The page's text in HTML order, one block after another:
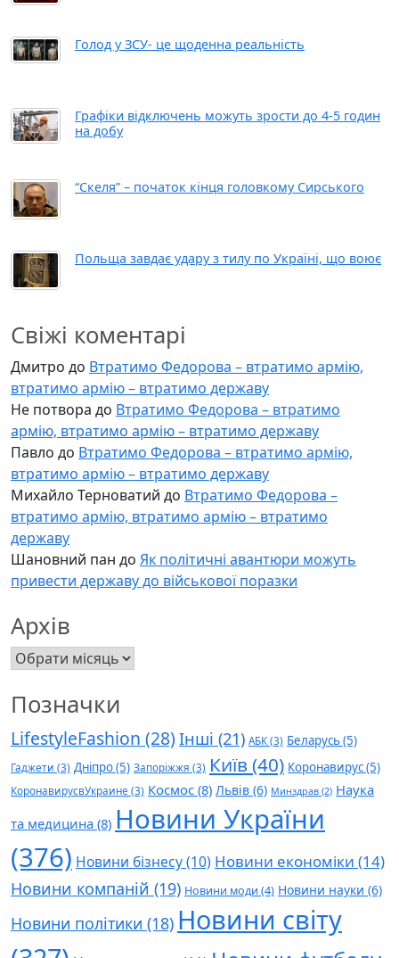
Голод у ЗСУ- це щоденна реальність
Графіки відключень можуть зрости до 4-5 годин
на добу
“Скеля” – початок кінця головкому Сирського
Польща завдає удару з тилу по Україні, що воює
Свіжі коментарі
Дмитро до Втратимо Федорова – втратимо армію,
втратимо армію – втратимо державу
Не потвора до Втратимо Федорова – втратимо
армію, втратимо армію – втратимо державу
Павло до Втратимо Федорова – втратимо армію,
втратимо армію – втратимо державу
Михайло Терноватий до Втратимо Федорова –
втратимо армію, втратимо армію – втратимо
державу
Шановний пан до Як політичні авантюри можуть
привести державу до військової поразки
Архів
Архів
Позначки
LifestyleFashion (28) Інші (21) АБК(3) Беларусь(5)
Гаджети (3) Дніпро(5) Запоріжжя (3) Київ (40) Коронавирус(5)
КоронавирусвУкраине (3) Космос (8) Львів (6) Минздрав (2) Наука
та медицина (8) Новини України
(376) Новини бізнесу(10) Новини економіки (14)
Новини компаній (19) Новини моди (4) Новини науки (6)
Новини політики (18) Новини світу